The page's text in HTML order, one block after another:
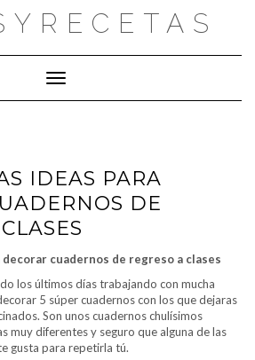
Cambiar modo de navegación
IDEAS PARA
DE
cuadernos de regreso a clases
los últimos días trabajando con mucha
5 súper cuadernos con los que dejaras
Son unos cuadernos chulísimos
muy diferentes y seguro que alguna de las
gusta para repetirla tú.